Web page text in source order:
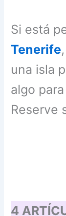
Si está
Tenerife
una isla
algo
Reserve
4